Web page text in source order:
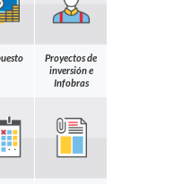
Proyectos de
inversión e
Infobras